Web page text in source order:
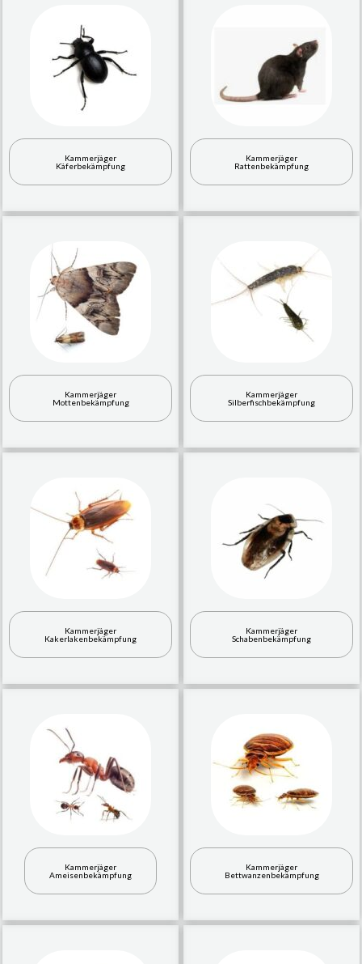
Kammerjäger
Käferbekämpfung
Kammerjäger
Rattenbekämpfung
Kammerjäger
Mottenbekämpfung
Kammerjäger
Silberfischbekämpfung
Kammerjäger
Kakerlakenbekämpfung
Kammerjäger
Schabenbekämpfung
Kammerjäger
Ameisenbekämpfung
Kammerjäger
Bettwanzenbekämpfung